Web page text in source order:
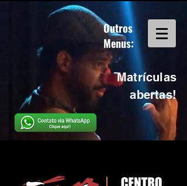
Outros
Menus:
Matrículas
abertas!